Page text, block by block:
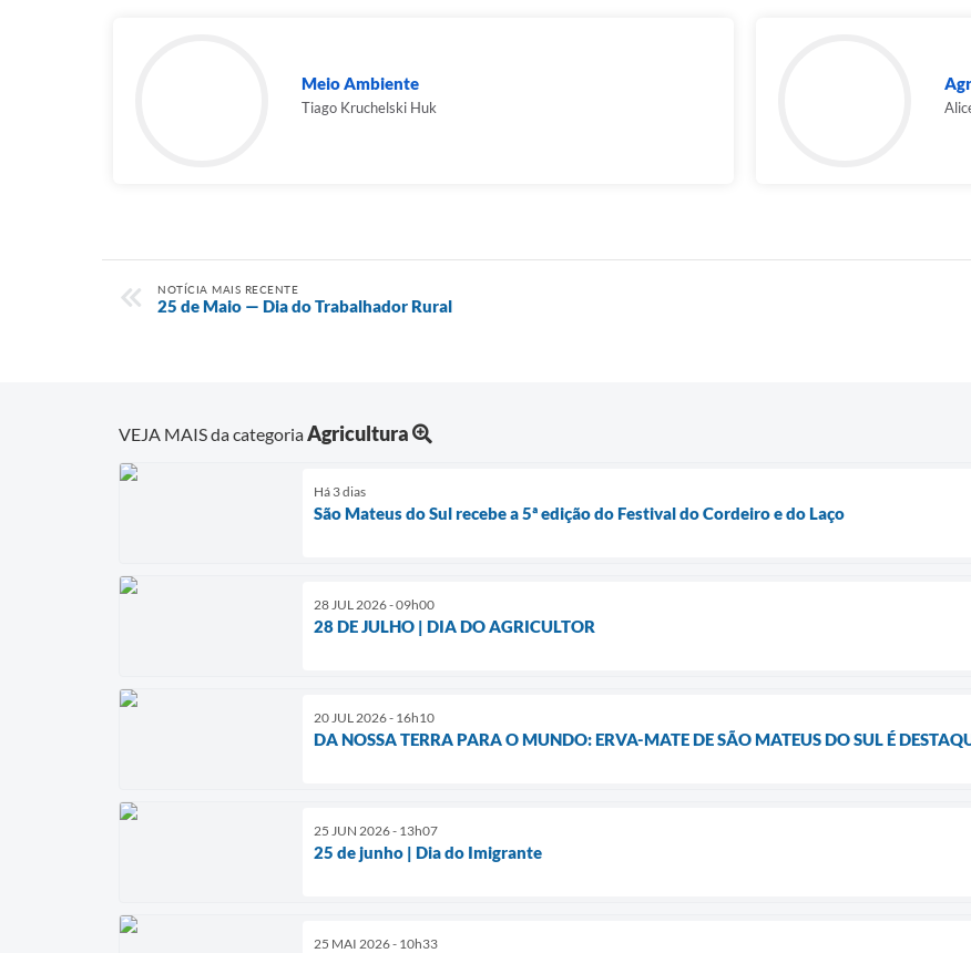
Meio Ambiente
Tiago Kruchelski Huk
NOTÍCIA MAIS RECENTE
25 de Maio — Dia do Trabalhador Rural
VEJA MAIS da categoriaAgricultura
Há 3 dias
São Mateus do Sul recebe a 5ª edição do Festival do Cordeiro e do Laço
28 JUL 2026 - 09h00
28 DE JULHO | DIA DO AGRICULTOR
20 JUL 2026 - 16h10
DA NOSSA TERRA PARA O MUNDO: ERVA-MATE DE SÃO MATEUS DO SUL É
25 JUN 2026 - 13h07
25 de junho | Dia do Imigrante
25 MAI 2026 - 10h33